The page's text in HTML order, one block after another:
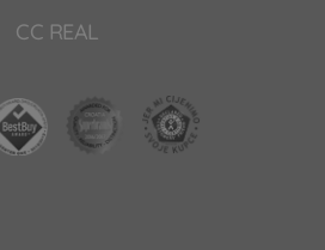
CC REAL